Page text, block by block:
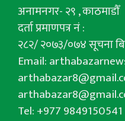
अनामनगर- २९ , काठमाडौँ
दर्ता प्रमाणपत्र नं :
२८२/ २०७३/०७४ सूचना
Email:
Tel: +977 9849150541